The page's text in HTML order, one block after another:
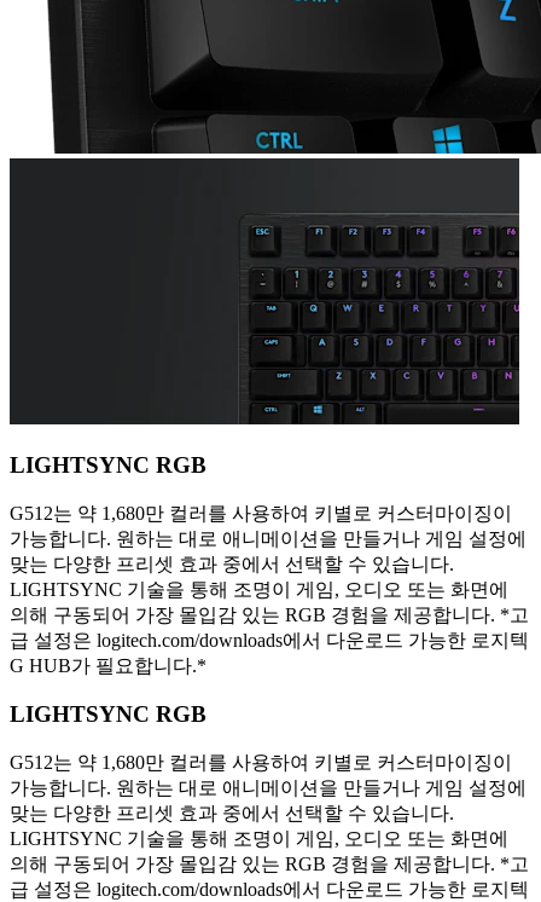
LIGHTSYNC RGB
G512는 약 1,680만 컬러를 사용하여 키별로 커스터마이징이
가능합니다. 원하는 대로 애니메이션을 만들거나 게임 설정에
맞는 다양한 프리셋 효과 중에서 선택할 수 있습니다.
LIGHTSYNC 기술을 통해 조명이 게임, 오디오 또는 화면에
의해 구동되어 가장 몰입감 있는 RGB 경험을 제공합니다. *고
급 설정은 logitech.com/downloads에서 다운로드 가능한 로지텍
G HUB가 필요합니다.*
LIGHTSYNC RGB
G512는 약 1,680만 컬러를 사용하여 키별로 커스터마이징이
가능합니다. 원하는 대로 애니메이션을 만들거나 게임 설정에
맞는 다양한 프리셋 효과 중에서 선택할 수 있습니다.
LIGHTSYNC 기술을 통해 조명이 게임, 오디오 또는 화면에
의해 구동되어 가장 몰입감 있는 RGB 경험을 제공합니다. *고
급 설정은 logitech.com/downloads에서 다운로드 가능한 로지텍